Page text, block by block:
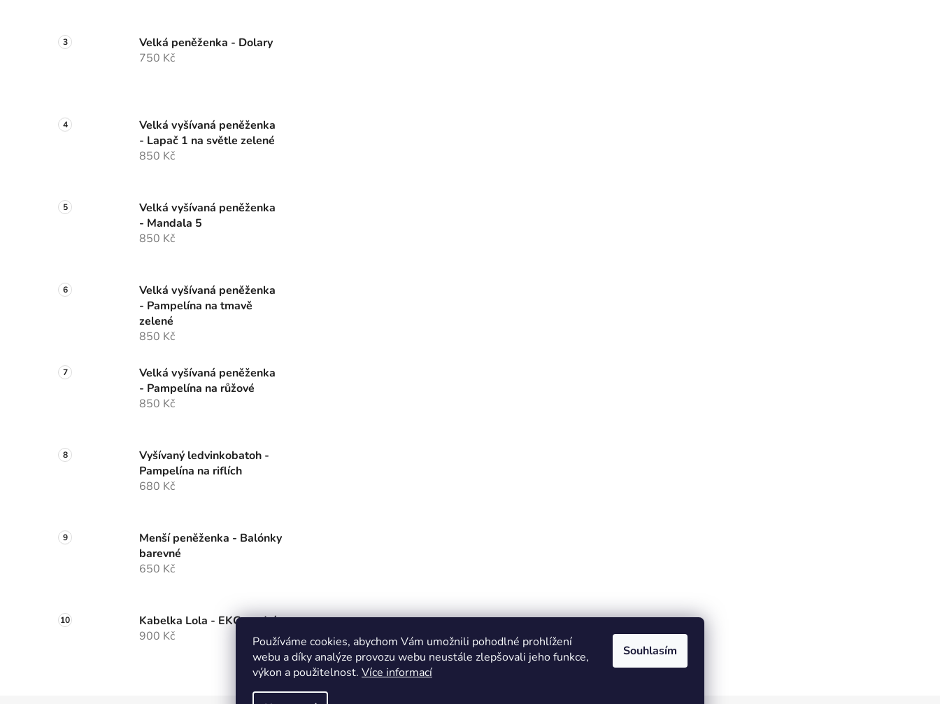
Používáme cookies, abychom Vám umožnili pohodlné prohlížení
webu a díky analýze provozu webu neustále zlepšovali jeho funkce,
výkon a použitelnost. Více informací
Souhlasím
Velká peněženka - Dolary
750 Kč
Velká vyšívaná peněženka
- Lapač 1 na světle zelené
850 Kč
Velká vyšívaná peněženka
- Mandala 5
850 Kč
Velká vyšívaná peněženka
- Pampelína na tmavě
zelené
850 Kč
Velká vyšívaná peněženka
- Pampelína na růžové
850 Kč
Vyšívaný ledvinkobatoh -
Pampelína na riflích
680 Kč
Menší peněženka - Balónky
barevné
650 Kč
Kabelka Lola - EKG modrá
900 Kč